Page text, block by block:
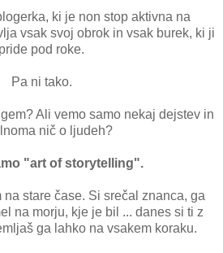
ki je non stop aktivna na
vsak svoj obrok in vsak burek, ki ji
pride pod roke.
Pa ni tako.
Ali vemo samo nekaj dejstev in
nič o ljudeh?
"art of storytelling".
stare čase. Si srečal znanca, ga
na morju, kje je bil ... danes si ti z
ga lahko na vsakem koraku.